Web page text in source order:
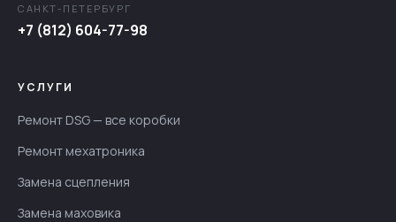
САНКТ-ПЕТЕРБУРГ
+7 (812) 604-77-98
УСЛУГИ
Ремонт DSG — все коробки
Ремонт мехатроника
Замена сцепления
Замена маховика